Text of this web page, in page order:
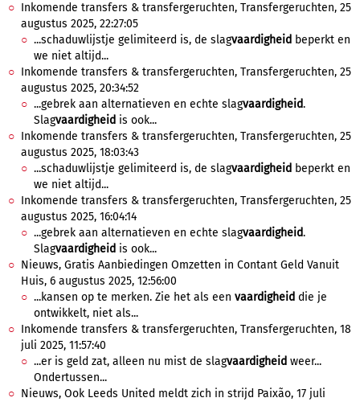
Inkomende transfers & transfergeruchten, Transfergeruchten, 25
augustus 2025, 22:27:05
...schaduwlijstje gelimiteerd is, de slagvaardigheid beperkt en
we niet altijd...
Inkomende transfers & transfergeruchten, Transfergeruchten, 25
augustus 2025, 20:34:52
...gebrek aan alternatieven en echte slagvaardigheid.
Slagvaardigheid is ook...
Inkomende transfers & transfergeruchten, Transfergeruchten, 25
augustus 2025, 18:03:43
...schaduwlijstje gelimiteerd is, de slagvaardigheid beperkt en
we niet altijd...
Inkomende transfers & transfergeruchten, Transfergeruchten, 25
augustus 2025, 16:04:14
...gebrek aan alternatieven en echte slagvaardigheid.
Slagvaardigheid is ook...
Nieuws, Gratis Aanbiedingen Omzetten in Contant Geld Vanuit
Huis, 6 augustus 2025, 12:56:00
...kansen op te merken. Zie het als een vaardigheid die je
ontwikkelt, niet als...
Inkomende transfers & transfergeruchten, Transfergeruchten, 18
juli 2025, 11:57:40
...er is geld zat, alleen nu mist de slagvaardigheid weer...
Ondertussen...
Nieuws, Ook Leeds United meldt zich in strijd Paixão, 17 juli